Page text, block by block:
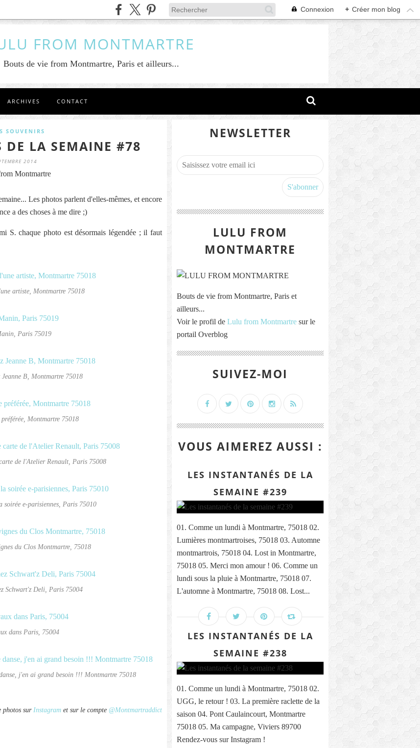
Connexion + Créer mon blog
FROM MONTMARTRE
Bouts de vie from Montmartre, Paris et ailleurs...
ARCHIVES CONTACT
SOUVENIRS
DE LA SEMAINE #78
2014
Montmartre
Les photos parlent d'elles-mêmes, et encore
a des choses à me dire ;)
S. chaque photo est désormais légendée ; il faut
artiste, Montmartre 75018
Paris 75019
B, Montmartre 75018
Montmartre 75018
de l'Atelier Renault, Paris 75008
e-parisiennes, Paris 75010
du Clos Montmartre, 75018
Schwart'z Deli, Paris 75004
dans Paris, 75004
j'en ai grand besoin !!! Montmartre 75018
photos sur Instagram et sur le compte @Montmartraddict
NEWSLETTER
LULU FROM
MONTMARTRE
Bouts de vie from Montmartre, Paris et
ailleurs...
Voir le profil de Lulu from Montmartre sur le
portail Overblog
SUIVEZ-MOI
VOUS AIMEREZ AUSSI :
LES INSTANTANÉS DE LA
SEMAINE #239
01. Comme un lundi à Montmartre, 75018 02.
Lumières montmartroises, 75018 03. Automne
montmartrois, 75018 04. Lost in Montmartre,
75018 05. Merci mon amour ! 06. Comme un
lundi sous la pluie à Montmartre, 75018 07.
L'automne à Montmartre, 75018 08. Lost...
LES INSTANTANÉS DE LA
SEMAINE #238
01. Comme un lundi à Montmartre, 75018 02.
UGG, le retour ! 03. La première raclette de la
saison 04. Pont Caulaincourt, Montmartre
75018 05. Ma campagne, Viviers 89700
Rendez-vous sur Instagram !